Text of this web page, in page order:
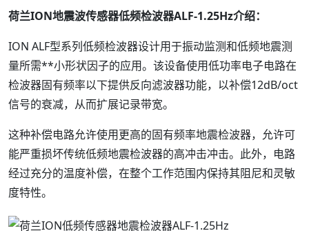
荷兰ION地震波传感器低频检波器ALF-1.25Hz介绍：
ION ALF型系列低频检波器设计用于振动监测和低频地震测
量所需**小形状因子的应用。该设备使用低功率电子电路在
检波器固有频率以下提供反向滤波器功能，以补偿12dB/oct
信号的衰减，从而扩展记录带宽。
这种补偿电路允许使用更高的固有频率地震检波器，允许可
能严重损坏传统低频地震检波器的高冲击冲击。此外，电路
经过充分的温度补偿，在整个工作范围内保持其阻尼和灵敏
度特性。